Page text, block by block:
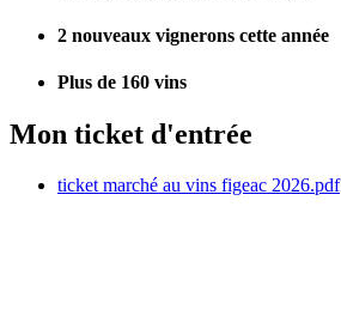
2 nouveaux vignerons cette année
Plus de 160 vins
Mon ticket d'entrée
ticket marché au vins figeac 2026.pdf